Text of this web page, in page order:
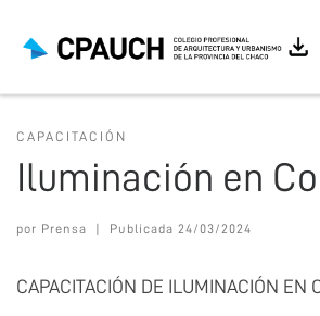
CAPACITACIÓN
Iluminación en
por Prensa Publicada 24/03/2024
CAPACITACIÓN DE ILUMINACIÓN EN